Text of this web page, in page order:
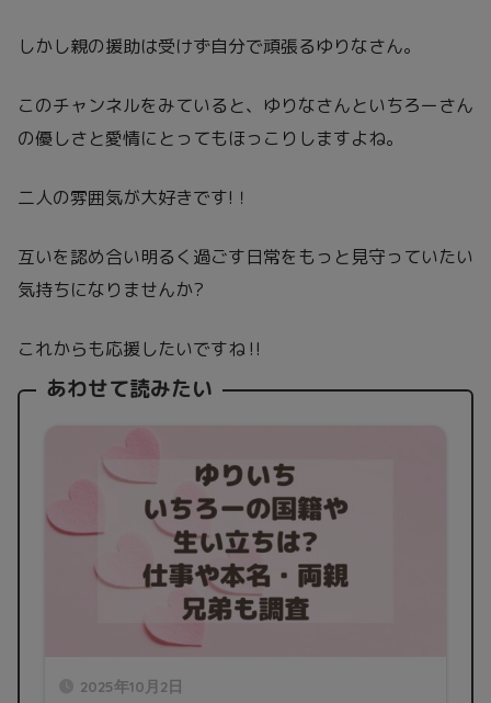
しかし親の援助は受けず自分で頑張るゆりなさん。
このチャンネルをみていると、ゆりなさんといちろーさん
の優しさと愛情にとってもほっこりしますよね。
二人の雰囲気が大好きです!！
互いを認め合い明るく過ごす日常をもっと見守っていたい
気持ちになりませんか?
これからも応援したいですね‼
あわせて読みたい
2025年10月2日